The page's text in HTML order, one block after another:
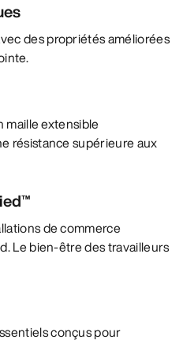
des propriétés améliorées
maille extensible
résistance supérieure aux
de commerce
Le bien-être des travailleurs
conçus pour